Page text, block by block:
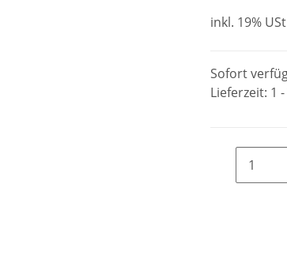
inkl. 19%
Sofort
Lieferzeit: 1